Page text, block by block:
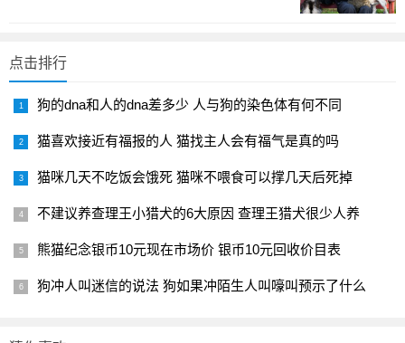
斑马鱼的饲养并不需要复杂的程序，杂食性让它们在日
迅速污染水质，诱发细菌或真菌等疾病，从而间接地抑制生
比，能让它们在拥有足够能量的同时，减少水质负担，长得
更健壮。理论上，应该根据年龄、体长和活动水平进行阶段
性调整，避免一次性摄入过多。颗粒饲料、红虫和水蚤等都
保每次都能被鱼群吃干净。你通常怎么安排日常喂养？你是
否也遇到过水质因喂食而骤变的情况？
斑马鱼的寿命与繁殖健康维护
点击排行
狗的dna和人的dna差多少 人与狗的染色体有何不同
猫喜欢接近有福报的人 猫找主人会有福气是真的吗
猫咪几天不吃饭会饿死 猫咪不喂食可以撑几天后死掉
不建议养查理王小猎犬的6大原因 查理王猎犬很少人养
熊猫纪念银币10元现在市场价 银币10元回收价目表
狗冲人叫迷信的说法 狗如果冲陌生人叫嚎叫预示了什么